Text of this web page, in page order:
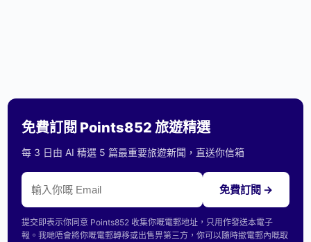
免費訂閱 Points852 旅遊精選
每 3 日由 AI 精選 5 篇最重要旅遊新聞，直送你信箱
免費訂閱 →
提交即表示你同意 Points852 收集你嘅電郵地址，只用作發送本電子
報。我哋唔會將你嘅電郵轉移或出售畀第三方，你可以隨時撳電郵內嘅取